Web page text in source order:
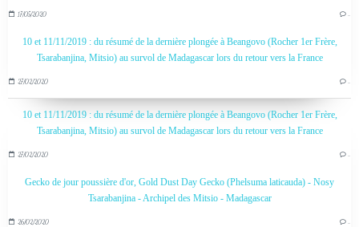
17/05/2020 …
10 et 11/11/2019 : du résumé de la dernière plongée à Beangovo (Rocher 1er Frère,
Tsarabanjina, Mitsio) au survol de Madagascar lors du retour vers la France
27/02/2020 …
10 et 11/11/2019 : du résumé de la dernière plongée à Beangovo (Rocher 1er Frère,
Tsarabanjina, Mitsio) au survol de Madagascar lors du retour vers la France
27/02/2020 …
Gecko de jour poussière d'or, Gold Dust Day Gecko (Phelsuma laticauda) - Nosy
Tsarabanjina - Archipel des Mitsio - Madagascar
26/02/2020 …